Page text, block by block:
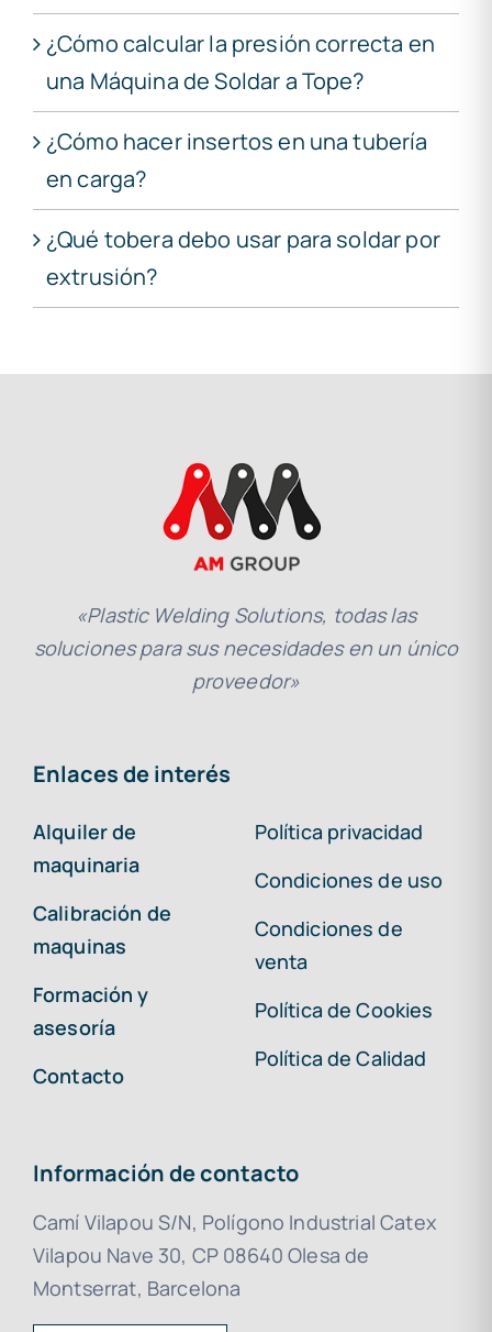
¿Cómo calcular la presión correcta en
una Máquina de Soldar a Tope?
¿Cómo hacer insertos en una tubería
en carga?
¿Qué tobera debo usar para soldar por
extrusión?
«Plastic Welding Solutions, todas las
soluciones para sus necesidades en un único
proveedor»
Enlaces de interés
Alquiler de
maquinaria
Calibración de
maquinas
Formación y
asesoría
Contacto
Política privacidad
Condiciones de uso
Condiciones de
venta
Política de Cookies
Política de Calidad
Información de contacto
Camí Vilapou S/N, Polígono Industrial Catex
Vilapou Nave 30, CP 08640 Olesa de
Montserrat, Barcelona